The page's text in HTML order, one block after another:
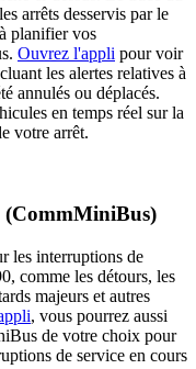
arrêts desservis par le
planifier vos
Ouvrez l'appli pour voir
les alertes relatives à
annulés ou déplacés.
en temps réel sur la
votre arrêt.
(CommMiniBus)
les interruptions de
comme les détours, les
majeurs et autres
, vous pourrez aussi
de votre choix pour
de service en cours